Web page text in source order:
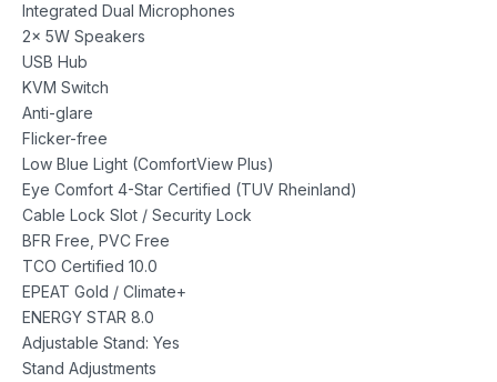
Integrated Dual Microphones
2x 5W Speakers
USB Hub
KVM Switch
Anti-glare
Flicker-free
Low Blue Light (ComfortView Plus)
Eye Comfort 4-Star Certified (TUV Rheinland)
Cable Lock Slot / Security Lock
BFR Free, PVC Free
TCO Certified 10.0
EPEAT Gold / Climate+
ENERGY STAR 8.0
Adjustable Stand: Yes
Stand Adjustments